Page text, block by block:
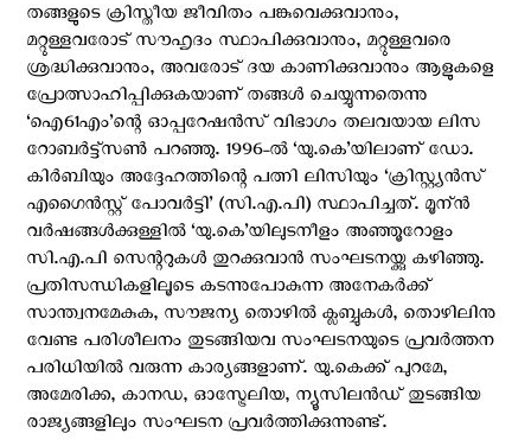
തങ്ങളുടെ ക്രിസ്തീയ ജീവിതം പങ്കുവെക്കുവാനും,
മറ്റുള്ളവരോട്‌ സൗഹൃദം സ്ഥാപിക്കുവാനും, മറ്റുള്ളവരെ
ശ്രദ്ധിക്കുവാനും, അവരോട് ദയ കാണിക്കുവാനും ആളുകളെ
പ്രോത്സാഹിപ്പിക്കുകയാണ് തങ്ങള്‍ ചെയ്യുന്നതെന്നു
‘ഐ61എം’ന്റെ ഓപ്പറേഷന്‍സ് വിഭാഗം തലവയായ ലിസ
റോബര്‍ട്ട്സണ്‍ പറഞ്ഞു. 1996-ല്‍ ‘യു.കെ’യിലാണ് ഡോ.
കിര്‍ബിയും അദ്ദേഹത്തിന്റെ പത്നി ലിസിയും ‘ക്രിസ്റ്റ്യന്‍സ്
എഗൈന്‍സ്റ്റ് പോവര്‍ട്ടി’ (സി.എ.പി) സ്ഥാപിച്ചത്. മൂന്ന്‍
വര്‍ഷങ്ങള്‍ക്കുള്ളില്‍ ‘യു.കെ’യിലുടനീളം അഞ്ഞൂറോളം
സി.എ.പി സെന്ററുകള്‍ തുറക്കുവാന്‍ സംഘടനയ്ക്കു കഴിഞ്ഞു.
പ്രതിസന്ധികളിലൂടെ കടന്നുപോകുന്ന അനേകര്‍ക്ക്
സാന്ത്വനമേകുക, സൗജന്യ തൊഴില്‍ ക്ലബ്ബുകള്‍, തൊഴിലിനു
വേണ്ട പരിശീലനം തുടങ്ങിയവ സംഘടനയുടെ പ്രവര്‍ത്തന
പരിധിയില്‍ വരുന്ന കാര്യങ്ങളാണ്. യു.കെക്ക് പുറമേ,
അമേരിക്ക, കാനഡ, ഓസ്ട്രേലിയ, ന്യൂസിലന്‍ഡ്‌ തുടങ്ങിയ
രാജ്യങ്ങളിലും സംഘടന പ്രവര്‍ത്തിക്കുന്നുണ്ട്.